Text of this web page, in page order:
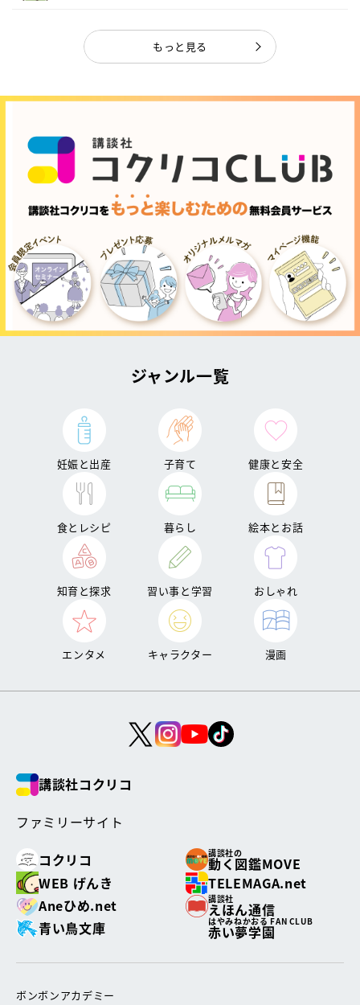
もっと見る
ジャンル一覧
妊娠と出産 子育て 健康と安全
食とレシピ 暮らし 絵本とお話
知育と探求 習い事と学習 おしゃれ
エンタメ キャラクター 漫画
講談社コクリコ
ファミリーサイト
コクリコ
講談社の
動く図鑑MOVE
WEB げんき
TELEMAGA.net
Aneひめ.net
講談社
えほん通信
青い鳥文庫
はやみねかおる FAN CLUB
赤い夢学園
ボンボンアカデミー